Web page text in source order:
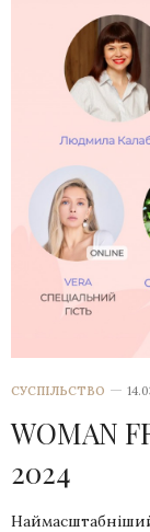
СУСПІЛЬСТВО
WOMAN
2024